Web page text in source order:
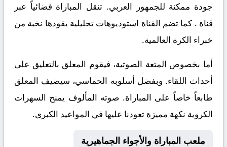
جودة ممكنة للجمهور العربي. تنقل المباراة فضائياً عبر
قناة . كما تضم القناة استوديوهات تحليلية يقودها نخبة من
خبراء الكرة العالمية.
أما بخصوص المتعة الصوتية، فيقوم المعلق بالتعليق على
أحداث اللقاء. وبفضل أسلوبه الحماسي، سيضيف المعلق
طابعاً خاصاً على المباراة. صوته المألوف يمنح السهرات
الكروية نكهة مميزة تعودنا عليها في المواعيد الكبرى.
ملعب المباراة والأجواء الجماهيرية